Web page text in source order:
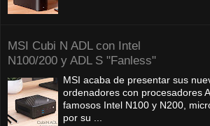
MSI Cubi N ADL con Intel
N100/200 y ADL S "Fanless"
MSI acaba de presentar sus
ordenadores con procesadores
famosos Intel N100 y N200,
por su ...